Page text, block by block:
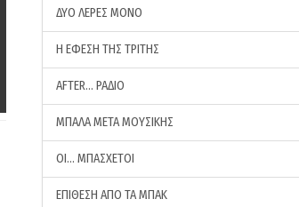
ΔΥΟ ΛΕΡΕΣ ΜΟΝΟ
Η ΕΦΕΣΗ ΤΗΣ ΤΡΙΤΗΣ
AFTER… ΡΑΔΙΟ
ΜΠΑΛΑ ΜΕΤΑ ΜΟΥΣΙΚΗΣ
ΟΙ… ΜΠΑΣΧΕΤΟΙ
ΕΠΙΘΕΣΗ ΑΠΟ ΤΑ ΜΠΑΚ